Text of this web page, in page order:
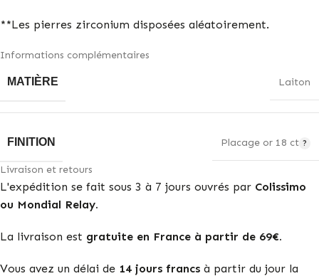
**Les pierres zirconium disposées aléatoirement.
Informations complémentaires
MATIÈRE Laiton
FINITION Placage or 18 ct
Livraison et retours
L'expédition se fait sous 3 à 7 jours ouvrés par Colissimo
ou Mondial Relay.
La livraison est gratuite en France à partir de 69€.
Vous avez un délai de 14 jours francs à partir du jour la